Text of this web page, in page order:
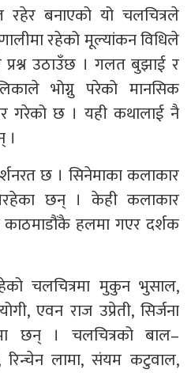
रहेर बनाएको यो चलचित्रले
रहेको मूल्यांकन विधिले
प्रश्न उठाउँछ । गलत बुझाई र
भोग्नु परेको मानसिक
गरेको छ । यही कथालाई नै
।
छ । सिनेमाका कलाकार
छन् । केही कलाकार
हलमा गएर दर्शक
चलचित्रमा मुकुन भुसाल,
एवन राज उप्रेती, सिर्जना
छन् । चलचित्रको बाल–
रिन्चेन लामा, संयम कटुवाल,